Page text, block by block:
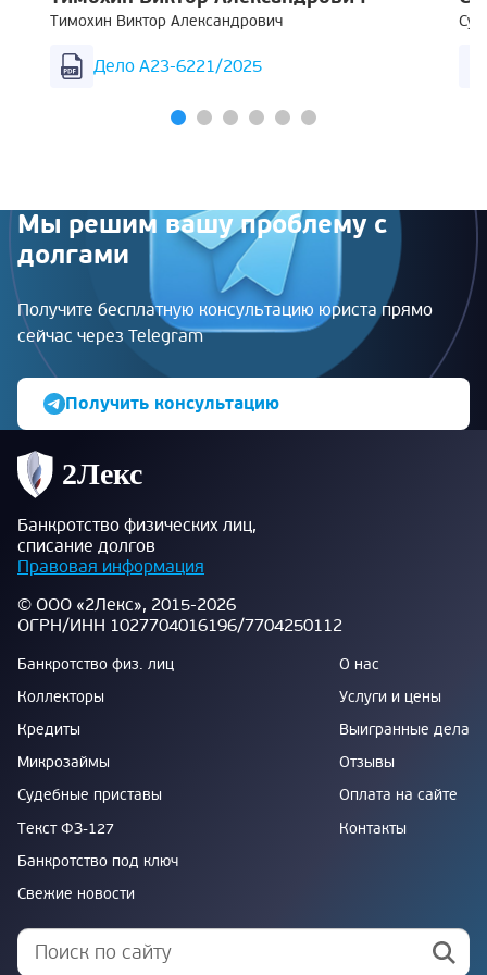
Тимохин Виктор Александрович
Дело А23-6221/2025
Мы решим вашу проблему с
долгами
Получите бесплатную консультацию юриста прямо
сейчас через Telegram
Получить консультацию
Банкротство физических лиц,
списание долгов
Правовая информация
© ООО «2Лекс», 2015-2026
ОГРН/ИНН 1027704016196/7704250112
Банкротство физ. лиц
Коллекторы
Кредиты
Микрозаймы
Судебные приставы
Текст ФЗ-127
Банкротство под ключ
Свежие новости
О нас
Услуги и цены
Выигранные дела
Отзывы
Оплата на сайте
Контакты